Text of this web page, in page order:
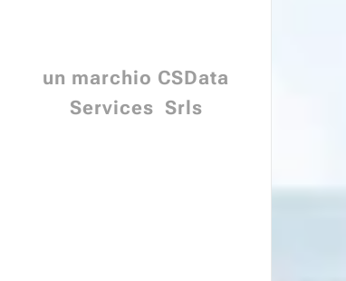
un marchio CSData
Services Srls